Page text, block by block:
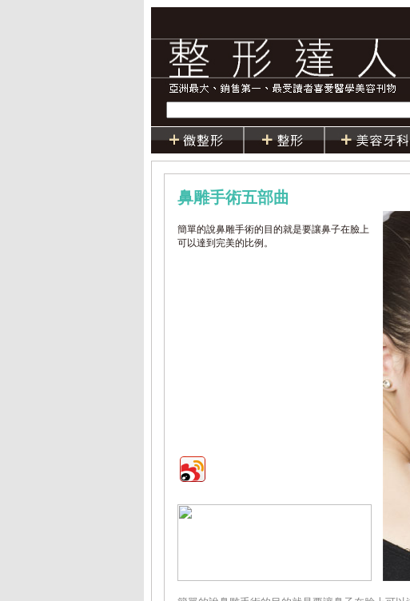
鼻雕手術五部曲
簡單的說鼻雕手術的目的就是要讓鼻子在臉上
可以達到完美的比例。